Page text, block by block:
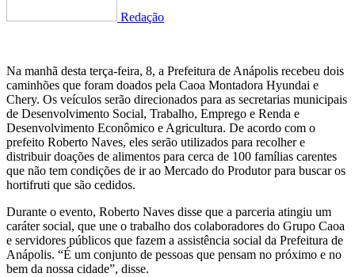
Redação
Na manhã desta terça-feira, 8, a Prefeitura de Anápolis recebeu dois
caminhões que foram doados pela Caoa Montadora Hyundai e
Chery. Os veículos serão direcionados para as secretarias municipais
de Desenvolvimento Social, Trabalho, Emprego e Renda e
Desenvolvimento Econômico e Agricultura. De acordo com o
prefeito Roberto Naves, eles serão utilizados para recolher e
distribuir doações de alimentos para cerca de 100 famílias carentes
que não tem condições de ir ao Mercado do Produtor para buscar os
hortifruti que são cedidos.
Durante o evento, Roberto Naves disse que a parceria atingiu um
caráter social, que une o trabalho dos colaboradores do Grupo Caoa
e servidores públicos que fazem a assistência social da Prefeitura de
Anápolis. “É um conjunto de pessoas que pensam no próximo e no
bem da nossa cidade”, disse.